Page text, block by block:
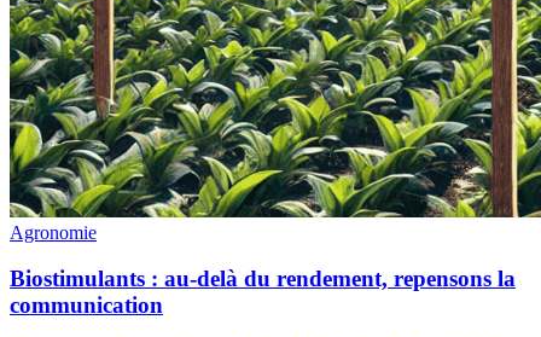
Agronomie
Biostimulants : au-delà du rendement, repensons la
communication